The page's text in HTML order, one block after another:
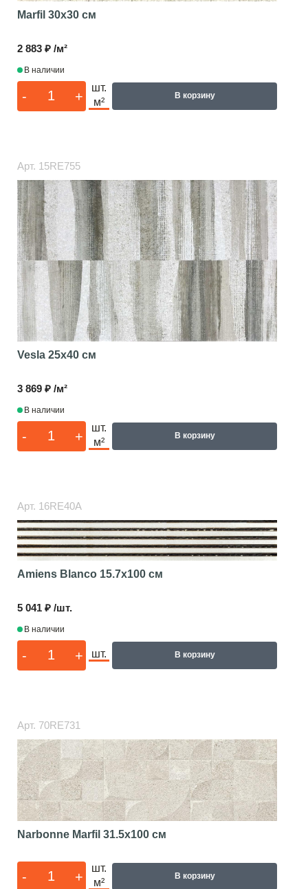
Marfil 30x30 см
2 883 ₽ /м²
В наличии
- +
шт.
м²
В корзину
Арт. 15RE755
Vesla 25x40 см
3 869 ₽ /м²
В наличии
- +
шт.
м²
В корзину
Арт. 16RE40A
Amiens Blanco 15.7x100 см
5 041 ₽ /шт.
В наличии
- + шт. В корзину
Арт. 70RE731
Narbonne Marfil 31.5x100 см
- +
шт.
м²
В корзину